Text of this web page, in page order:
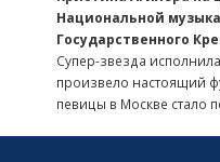
Национальной
Государственного
Супер-звезда
произвело настоящий
певицы в Москве стало